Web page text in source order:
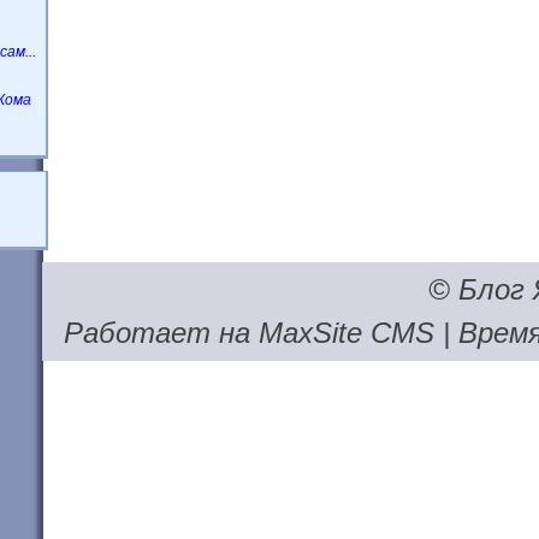
© Блог
Работает на MaxSite CMS |